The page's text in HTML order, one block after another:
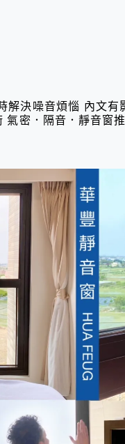
解決噪音煩惱 內文
氣密．隔音．靜音窗